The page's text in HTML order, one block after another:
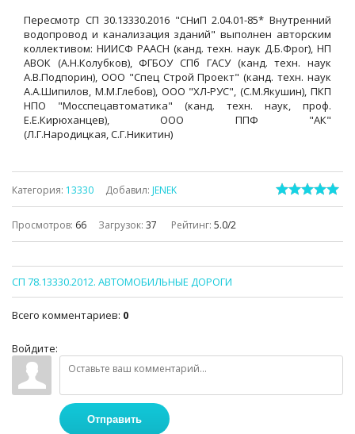
Пересмотр СП 30.13330.2016 "СНиП 2.04.01-85* Внутренний
водопровод и канализация зданий" выполнен авторским
коллективом: НИИСФ РААСН (канд. техн. наук Д.Б.Фрог), НП
АВОК (А.Н.Колубков), ФГБОУ СПб ГАСУ (канд. техн. наук
А.В.Подпорин), ООО "Спец Строй Проект" (канд. техн. наук
А.А.Шипилов, М.М.Глебов), ООО "ХЛ-РУС", (С.М.Якушин), ПКП
НПО "Мосспецавтоматика" (канд. техн. наук, проф.
Е.Е.Кирюханцев), ООО ППФ "АК"
(Л.Г.Народицкая, С.Г.Никитин)
Категория: 13330 Добавил: JENEK
Просмотров: 66 Загрузок: 37 Рейтинг: 5.0/2
СП 78.13330.2012. АВТОМОБИЛЬНЫЕ ДОРОГИ
Всего комментариев: 0
Войдите:
Отправить